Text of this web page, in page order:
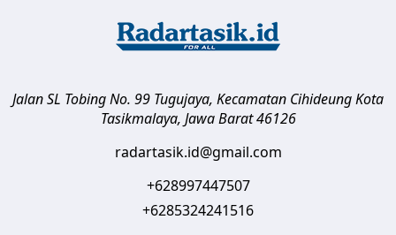
Jalan SL Tobing No. 99 Tugujaya, Kecamatan CihideungKota
Tasikmalaya, Jawa Barat 46126
radartasik.id@gmail.com
+628997447507
+6285324241516